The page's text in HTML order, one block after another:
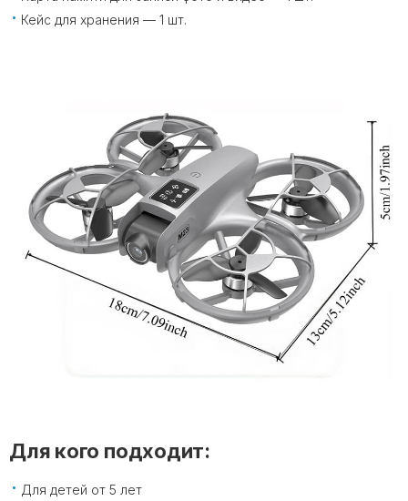
Кейс для хранения — 1 шт.
Для кого подходит:
Для детей от 5 лет